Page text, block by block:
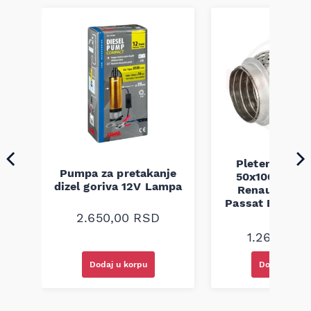
Pumpa za pretakanje
dizel goriva 12V Lampa
2.650,00 RSD
Dodaj u korpu
Pletenica
50x100 Audi
Renault
Passat B5
1.260,00
Dodaj u